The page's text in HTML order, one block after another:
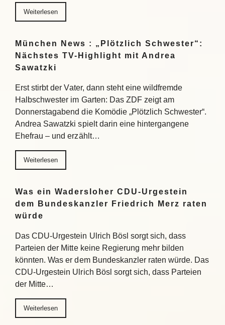
Weiterlesen
München News : „Plötzlich Schwester“:
Nächstes TV-Highlight mit Andrea
Sawatzki
Erst stirbt der Vater, dann steht eine wildfremde
Halbschwester im Garten: Das ZDF zeigt am
Donnerstagabend die Komödie „Plötzlich Schwester“.
Andrea Sawatzki spielt darin eine hintergangene
Ehefrau – und erzählt…
Weiterlesen
Was ein Wadersloher CDU-Urgestein
dem Bundeskanzler Friedrich Merz raten
würde
Das CDU-Urgestein Ulrich Bösl sorgt sich, dass
Parteien der Mitte keine Regierung mehr bilden
könnten. Was er dem Bundeskanzler raten würde. Das
CDU-Urgestein Ulrich Bösl sorgt sich, dass Parteien
der Mitte…
Weiterlesen